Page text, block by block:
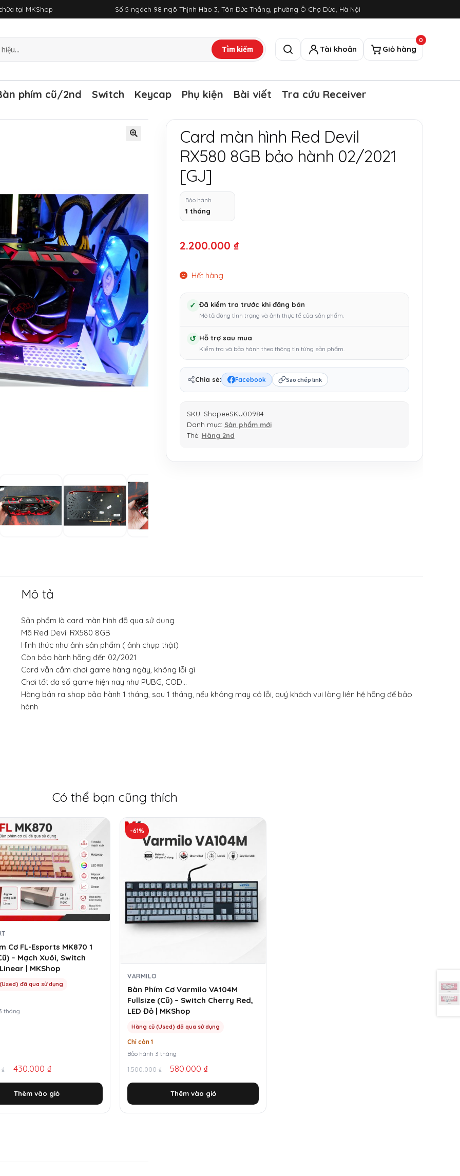
tại MKShop Số 5 ngách 98 ngõ Thịnh Hào 3, Tôn Đức Thắng, phường Ô Chợ Dừa, Hà Nội
Tìm kiếm
Tìm kiếm
Tài khoản Giỏ hàng
0
phím cũ/2nd Switch Keycap Phụ kiện Bài viết Tra cứu Receiver
Card màn hình Red Devil
RX580 8GB bảo hành 02/2021
[GJ]
Bảo hành
1 tháng
2.200.000 ₫
Hết hàng
✓ Đã kiểm tra trước khi đăng bán
Mô tả đúng tình trạng và ảnh thực tế của sản phẩm.
↺ Hỗ trợ sau mua
Kiểm tra và bảo hành theo thông tin từng sản phẩm.
Chia sẻ: Facebook Sao chép link
SKU: ShopeeSKU00984
Danh mục: Sản phẩm mới
Thẻ: Hàng 2nd
Mô tả
Sản phẩm là card màn hình đã qua sử dụng
Mã Red Devil RX580 8GB
Hình thức như ảnh sản phẩm ( ảnh chụp thật)
Còn bảo hành hãng đến 02/2021
Card vẫn cắm chơi game hàng ngày, không lỗi gì
Chơi tốt đa số game hiện nay như PUBG, COD…
Hàng bán ra shop bảo hành 1 tháng, sau 1 tháng, nếu không may có lỗi, quý khách vui lòng liên hệ hãng để bảo
hành
Có thể bạn cũng thích
Cơ FL-Esports MK870 1
– Mạch Xuôi, Switch
| MKShop
đã qua sử dụng
tháng
₫ 430.000 ₫
Thêm vào giỏ
-61%
VARMILO
Bàn Phím Cơ Varmilo VA104M
Fullsize (Cũ) – Switch Cherry Red,
LED Đỏ | MKShop
Hàng cũ (Used) đã qua sử dụng
Chỉ còn 1
Bảo hành 3 tháng
1.500.000₫
Giá
gốc
580.000₫
Giá
hiện
Thêm vào giỏ